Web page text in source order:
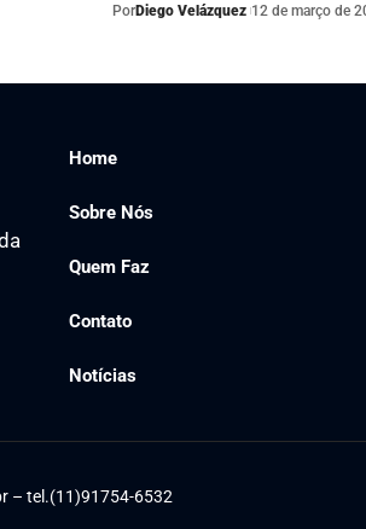
PorDiego Velázquez 12 de março de
Home
Sobre Nós
Quem Faz
Contato
Notícias
– tel.(11)91754-6532